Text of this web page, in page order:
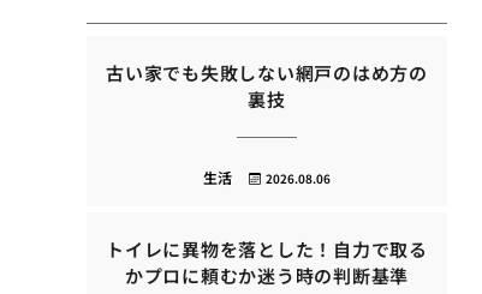
古い家でも失敗しない網戸のはめ方の
裏技
2026.08.06
生活
トイレに異物を落とした！自力で取る
かプロに頼むか迷う時の判断基準